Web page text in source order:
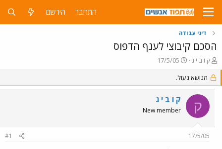
התחבר הירשם
דיני עבודה
הסכם קיבוצי לענף הדפוס
פ
ו
ת
ח
נ
ק ו ב י ג
פ
ו
ר
ס
ם
ב
ת
17/5/05
הנושא נעול.
ק ק ו ב י ג
New member
17/5/05
#1